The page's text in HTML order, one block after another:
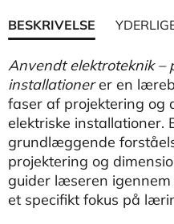
BESKRIVELSE
Anvendt elektroteknik –
installationerer en
faser af projektering og
elektriske installationer.
grundlæggende
projektering og
guider læseren
et specifikt fokus på